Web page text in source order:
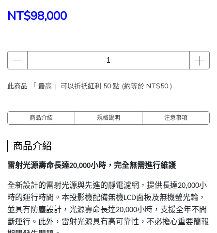
NT$98,000
此商品 「 最高 」可以折抵紅利 50 點 (約等於 NT$50 )
商品介紹 規格說明 注意事項
商品介紹
雷射光源壽命長達20,000小時，完全無需進行維護
全新設計的雷射光源與先進的靜電濾網，提供長達20,000小
時的運行時間。本投影機配備無機LCD面板及無機螢光輪，
並具有防塵設計，光源壽命長達20,000小時，支援全年不間
斷運行。此外，雷射光源具有高可靠性，不必擔心重要簡報